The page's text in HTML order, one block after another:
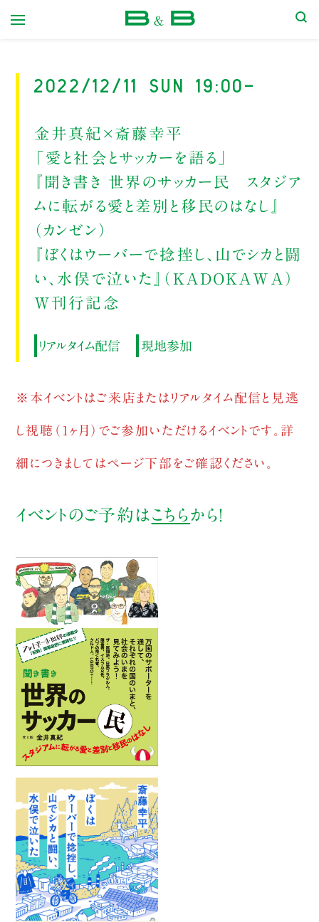
2022/12/11 Sun 19:00-
金井真紀×斎藤幸平
「愛と社会とサッカーを語る」
『聞き書き 世界のサッカー民 スタジア
ムに転がる愛と差別と移民のはなし』
（カンゼン）
『ぼくはウーバーで捻挫し、山でシカと闘
い、水俣で泣いた』（KADOKAWA）
W刊行記念
リアルタイム配信 現地参加
※本イベントはご来店またはリアルタイム配信と見逃
し視聴（1ヶ月）でご参加いただけるイベントです。詳
細につきましてはページ下部をご確認ください。
イベントのご予約は こちらから！